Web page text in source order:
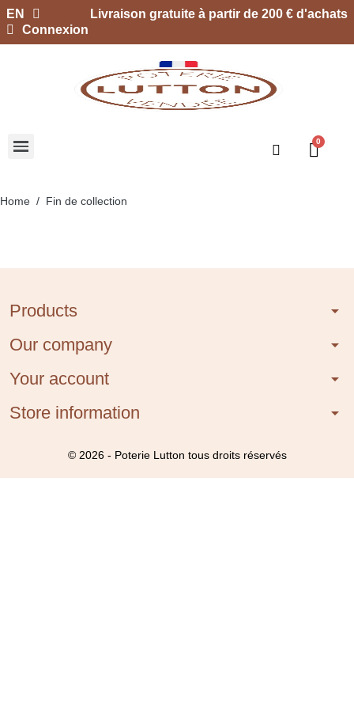
EN
Livraison gratuite à partir de 200 € d'achats
Connexion
Home Fin de collection
Products arrow_drop_down
Our company arrow_drop_down
Your account arrow_drop_down
Store information arrow_drop_down
© 2026 - Poterie Lutton tous droits réservés